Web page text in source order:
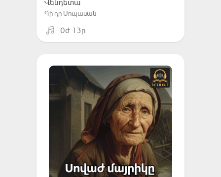
Վենդետա
Գի դը Մոպասան
0ժ 13ր